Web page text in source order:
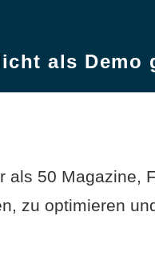
als Demo
als 50 Magazine,
zu optimieren